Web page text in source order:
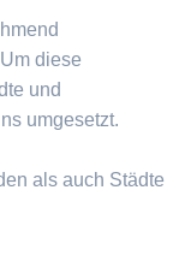
diese
und
umgesetzt.
als auch Städte